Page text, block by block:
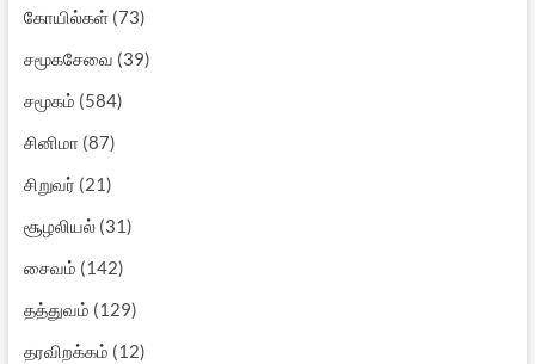
கோயில்கள்(73)
சமூகசேவை (39)
சமூகம் (584)
சினிமா (87)
சிறுவர் (21)
சூழலியல்(31)
சைவம் (142)
தத்துவம் (129)
தரவிறக்கம் (12)